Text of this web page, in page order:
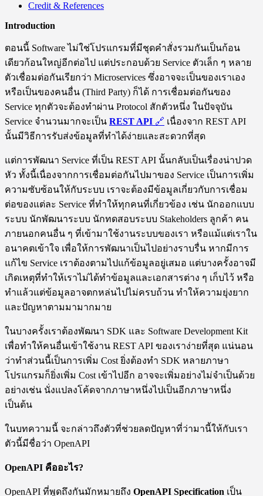
Credit & References
Introduction
ตอนนี้ Software ไม่ใช่โปรแกรมที่มีชุดคำสั่งรวมกันเป็นก้อน
เดียวก้อนใหญ่อีกต่อไป แต่ประกอบด้วย Service ตัวเล็ก ๆ หลาย
ตัวเชื่อมต่อกันเรียกว่า Microservices ซึ่งอาจจะเป็นของเราเอง
หรือเป็นของคนอื่น (Third Party) ก็ได้ การเชื่อมต่อกันของ
Service ทุกตัวจะต้องทำผ่าน Protocol สักตัวหนึ่ง ในปัจจุบัน
Service จำนวนมากจะเป็น REST API 🔗 เนื่องจาก REST API
นั้นมีวิธีการรับส่งข้อมูลที่ทำได้ง่ายและสะดวกที่สุด
แต่การพัฒนา Service ที่เป็น REST API นั้นกลับเป็นเรื่องน่าปวด
หัว ทั้งนี้เนื่องจากการเชื่อมต่อกันไปมาของ Service เป็นการเพิ่ม
ความซับซ้อนให้กับระบบ เราจะต้องมีข้อมูลเกี่ยวกับการเชื่อม
ต่อของแต่ละ Service ที่ทำให้ทุกคนที่เกี่ยวข้อง เช่น นักออกแบบ
ระบบ นักพัฒนาระบบ นักทดสอบระบบ Stakeholders ลูกค้า คน
ภายนอกคนอื่น ๆ ที่เข้ามาใช้งานระบบของเรา หรือแม้แต่เราใน
อนาคตเข้าใจ เพื่อให้การพัฒนาเป็นไปอย่างราบรื่น หากมีการ
แก้ไข Service เราต้องตามไปแก้ข้อมูลอยู่เสมอ แต่บางครั้งอาจมี
เกิดเหตุที่ทำให้เราไม่ได้ทำข้อมูลและเอกสารต่าง ๆ เก็บไว้ หรือ
ทำแล้วแต่ข้อมูลอาจตกหล่นไปไม่ครบถ้วน ทำให้ความยุ่งยาก
และปัญหาตามมามากมาย
ในบางครั้งเราต้องพัฒนา SDK และ Software Development Kit
เพื่อทำให้คนอื่นเข้าใช้งาน REST API ของเราง่ายที่สุด แน่นอน
ว่าทำส่วนนี้เป็นการเพิ่ม Cost ยิ่งต้องทำ SDK หลายภาษา
โปรแกรมก็ยิ่งเพิ่ม Cost เข้าไปอีก อาจจะเพิ่มอย่างไม่จำเป็นด้วย
อย่างเช่น นั่งแปลงโค้ดจากภาษาหนึ่งไปเป็นอีกภาษาหนึ่ง
เป็นต้น
ในบทความนี้ จะกล่าวถึงตัวที่ช่วยลดปัญหาที่ว่ามานี้ให้กับเรา
ตัวนี้มีชื่อว่า OpenAPI
OpenAPI คืออะไร?
OpenAPI ที่พูดถึงกันมักหมายถึง OpenAPI Specification เป็น